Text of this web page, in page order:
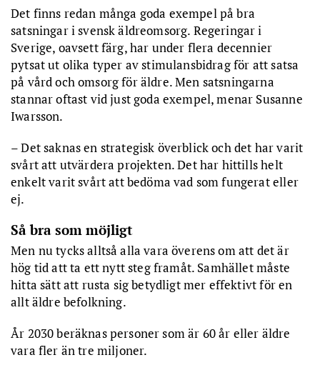
välfärd.
Utfallsfonden harfunnits i cirka två åroch har fått pengar av
statliga riskkapitalbolaget Saminvest, Europeiska
investeringsfonden och två privata finansiärer: Leksell Social
Ventures, ägt av Laurent Leksell vars familj grundade
medicinteknikbolaget Elekta, och Danir, ägt av familjen bakom it-
konsulten Sigma.
förebygga ohälsa, stödberoendeochutanförskapoch
därigenom åstadkomma ett skifte till ett smartare
välfärdssystem med lägre kostnader för stat, region och
kommun”.
Det finns redan många goda exempel på bra
satsningar i svensk äldreomsorg. Regeringar i
Sverige, oavsett färg, har under flera decennier
pytsat ut olika typer av stimulansbidrag för att satsa
på vård och omsorg för äldre. Men satsningarna
stannar oftast vid just goda exempel, menar Susanne
Iwarsson.
– Det saknas en strategisk överblick och det har varit
svårt att utvärdera projekten. Det har hittills helt
enkelt varit svårt att bedöma vad som fungerat eller
ej.
Så bra som möjligt
Men nu tycks alltså alla vara överens om att det är
hög tid att ta ett nytt steg framåt. Samhället måste
hitta sätt att rusta sig betydligt mer effektivt för en
allt äldre befolkning.
År 2030 beräknas personer som är 60 år eller äldre
vara fler än tre miljoner.